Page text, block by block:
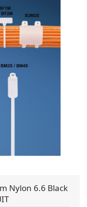
Nylon 6.6 Black